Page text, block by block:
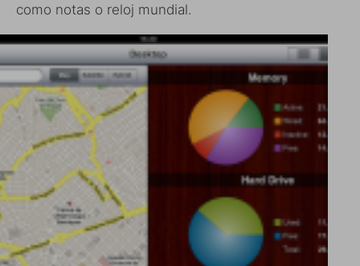
como notas o reloj mundial.